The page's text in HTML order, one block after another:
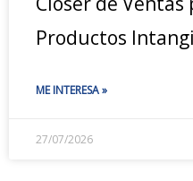
Productos
ME INTERESA »
27/07/2026